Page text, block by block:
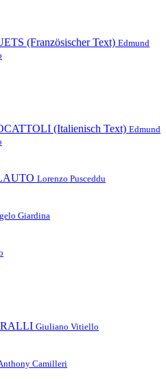
(Französischer Text) Edmund
(Italienisch Text) Edmund
Lorenzo Pusceddu
Giardina
Giuliano Vitiello
Camilleri